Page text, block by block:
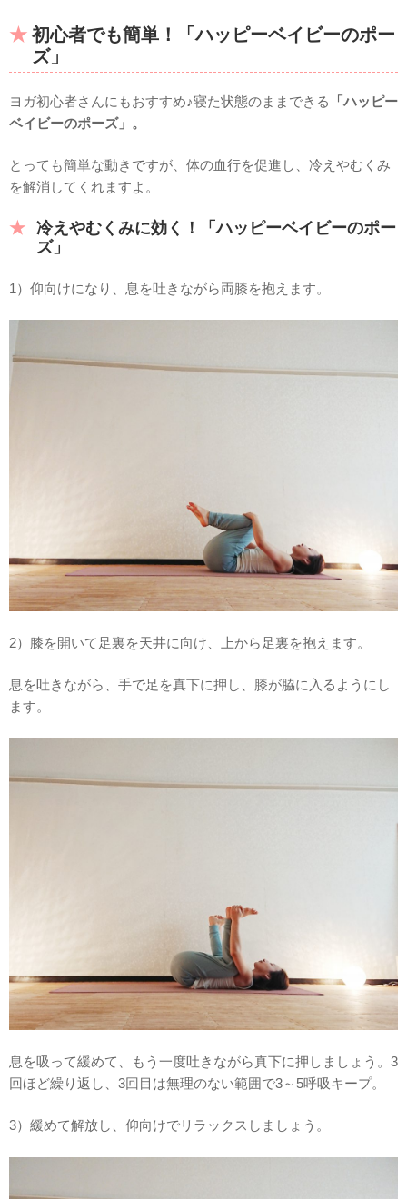
初心者でも簡単！「ハッピーベイビーのポー
ズ」
ヨガ初心者さんにもおすすめ♪寝た状態のままできる
「ハッピー
ベイビーのポーズ」。
とっても簡単な動きですが、体の血行を促進し、冷えやむくみ
を解消してくれますよ。
冷えやむくみに効く！「ハッピーベイビーのポー
ズ」
1）仰向けになり、息を吐きながら両膝を抱えます。
2）膝を開いて足裏を天井に向け、上から足裏を抱えます。
息を吐きながら、手で足を真下に押し、膝が脇に入るようにし
ます。
息を吸って緩めて、もう一度吐きながら真下に押しましょう。3
回ほど繰り返し、3回目は無理のない範囲で3～5呼吸キープ。
3）緩めて解放し、仰向けでリラックスしましょう。